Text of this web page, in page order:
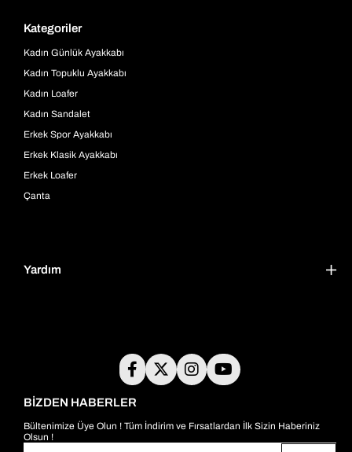
Kategoriler
Kadın Günlük Ayakkabı
Kadın Topuklu Ayakkabı
Kadın Loafer
Kadın Sandalet
Erkek Spor Ayakkabı
Erkek Klasik Ayakkabı
Erkek Loafer
Çanta
Yardım
BİZDEN HABERLER
Bültenimize Üye Olun ! Tüm İndirim ve Fırsatlardan İlk Sizin Haberiniz
Olsun !